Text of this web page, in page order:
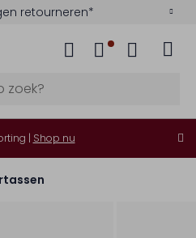
retourneren*
| Shop nu